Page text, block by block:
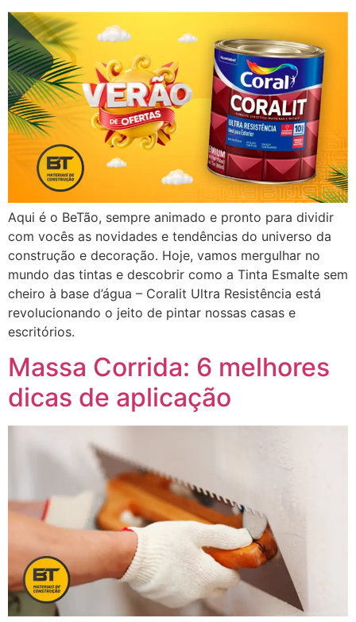
Aqui é o BeTão, sempre animado e pronto para dividir
com vocês as novidades e tendências do universo da
construção e decoração. Hoje, vamos mergulhar no
mundo das tintas e descobrir como a Tinta Esmalte sem
cheiro à base d’água – Coralit Ultra Resistência está
revolucionando o jeito de pintar nossas casas e
escritórios.
Massa Corrida: 6 melhores
dicas de aplicação